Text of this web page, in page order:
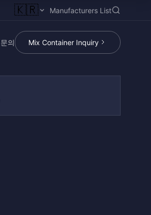
🇰🇷 Manufacturers List
문의 Mix Container Inquiry